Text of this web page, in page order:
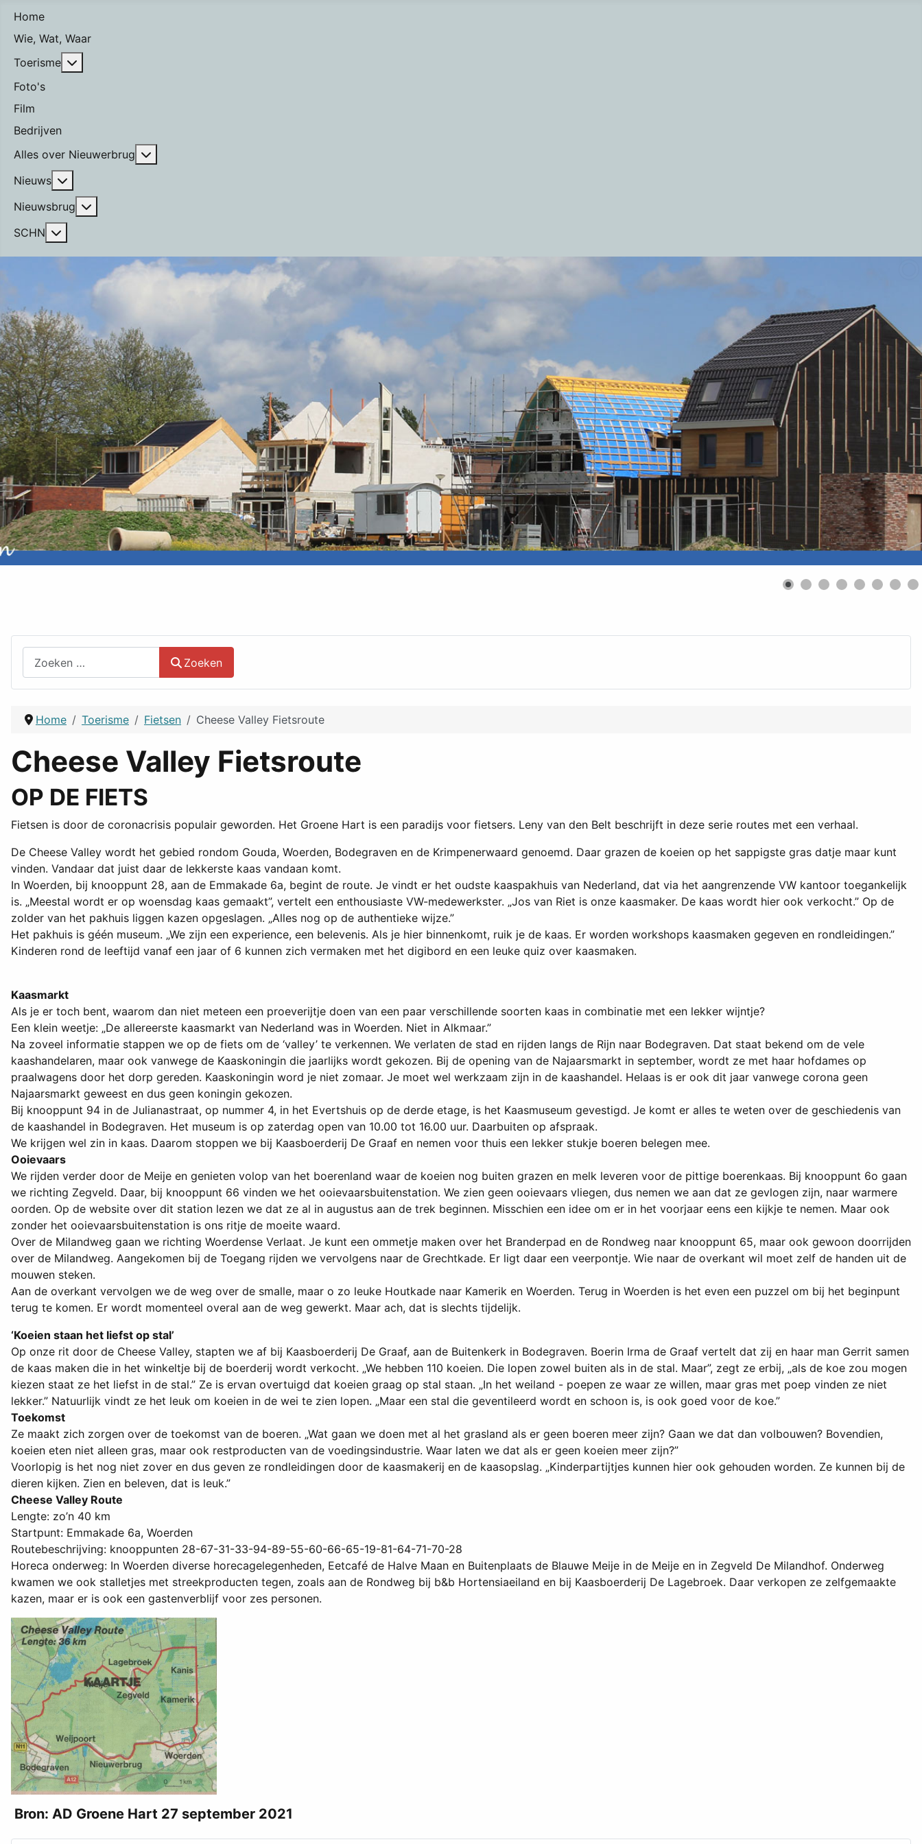
Home
Wie, Wat, Waar
Toerisme
Foto's
Film
Bedrijven
Alles over Nieuwerbrug
Nieuws
Nieuwsbrug
SCHN
Zoeken
Home Toerisme Fietsen Cheese Valley Fietsroute
Cheese Valley Fietsroute
OP DE FIETS
Fietsen is door de coronacrisis populair geworden. Het Groene Hart is een paradijs voor fietsers. Leny van den Belt beschrijft in deze serie routes met een verhaal.
De Cheese Valley wordt het gebied rondom Gouda, Woerden, Bodegraven en de Krimpenerwaard genoemd. Daar grazen de koeien op het sappigste gras datje maar kunt
vinden. Vandaar dat juist daar de lekkerste kaas vandaan komt.
In Woerden, bij knooppunt 28, aan de Emmakade 6a, begint de route. Je vindt er het oudste kaaspakhuis van Nederland, dat via het aangrenzende VW kantoor toegankelijk
is. „Meestal wordt er op woensdag kaas gemaakt”, vertelt een enthousiaste VW-medewerkster. „Jos van Riet is onze kaasmaker. De kaas wordt hier ook verkocht.” Op de
zolder van het pakhuis liggen kazen opgeslagen. „Alles nog op de authentieke wijze.”
Het pakhuis is géén museum. „We zijn een experience, een belevenis. Als je hier binnenkomt, ruik je de kaas. Er worden workshops kaasmaken gegeven en rondleidingen.”
Kinderen rond de leeftijd vanaf een jaar of 6 kunnen zich vermaken met het digibord en een leuke quiz over kaasmaken.
Kaasmarkt
Als je er toch bent, waarom dan niet meteen een proeverijtje doen van een paar verschillende soorten kaas in combinatie met een lekker wijntje?
Een klein weetje: „De allereerste kaasmarkt van Nederland was in Woerden. Niet in Alkmaar.”
Na zoveel informatie stappen we op de fiets om de ‘valley’ te verkennen. We verlaten de stad en rijden langs de Rijn naar Bodegraven. Dat staat bekend om de vele
kaashandelaren, maar ook vanwege de Kaaskoningin die jaarlijks wordt gekozen. Bij de opening van de Najaarsmarkt in september, wordt ze met haar hofdames op
praalwagens door het dorp gereden. Kaaskoningin word je niet zomaar. Je moet wel werkzaam zijn in de kaashandel. Helaas is er ook dit jaar vanwege corona geen
Najaarsmarkt geweest en dus geen koningin gekozen.
Bij knooppunt 94 in de Julianastraat, op nummer 4, in het Evertshuis op de derde etage, is het Kaasmuseum gevestigd. Je komt er alles te weten over de geschiedenis van
de kaashandel in Bodegraven. Het museum is op zaterdag open van 10.00 tot 16.00 uur. Daarbuiten op afspraak.
We krijgen wel zin in kaas. Daarom stoppen we bij Kaasboerderij De Graaf en nemen voor thuis een lekker stukje boeren belegen mee.
Ooievaars
We rijden verder door de Meije en genieten volop van het boerenland waar de koeien nog buiten grazen en melk leveren voor de pittige boerenkaas. Bij knooppunt 6o gaan
we richting Zegveld. Daar, bij knooppunt 66 vinden we het ooievaarsbuitenstation. We zien geen ooievaars vliegen, dus nemen we aan dat ze gevlogen zijn, naar warmere
oorden. Op de website over dit station lezen we dat ze al in augustus aan de trek beginnen. Misschien een idee om er in het voorjaar eens een kijkje te nemen. Maar ook
zonder het ooievaarsbuitenstation is ons ritje de moeite waard.
Over de Milandweg gaan we richting Woerdense Verlaat. Je kunt een ommetje maken over het Branderpad en de Rondweg naar knooppunt 65, maar ook gewoon doorrijden
over de Milandweg. Aangekomen bij de Toegang rijden we vervolgens naar de Grechtkade. Er ligt daar een veerpontje. Wie naar de overkant wil moet zelf de handen uit de
mouwen steken.
Aan de overkant vervolgen we de weg over de smalle, maar o zo leuke Houtkade naar Kamerik en Woerden. Terug in Woerden is het even een puzzel om bij het beginpunt
terug te komen. Er wordt momenteel overal aan de weg gewerkt. Maar ach, dat is slechts tijdelijk.
‘Koeien staan het liefst op stal’
Op onze rit door de Cheese Valley, stapten we af bij Kaasboerderij De Graaf, aan de Buitenkerk in Bodegraven. Boerin Irma de Graaf vertelt dat zij en haar man Gerrit samen
de kaas maken die in het winkeltje bij de boerderij wordt verkocht. „We hebben 110 koeien. Die lopen zowel buiten als in de stal. Maar”, zegt ze erbij, „als de koe zou mogen
kiezen staat ze het liefst in de stal.” Ze is ervan overtuigd dat koeien graag op stal staan. „In het weiland - poepen ze waar ze willen, maar gras met poep vinden ze niet
lekker.” Natuurlijk vindt ze het leuk om koeien in de wei te zien lopen. „Maar een stal die geventileerd wordt en schoon is, is ook goed voor de koe.”
Toekomst
Ze maakt zich zorgen over de toekomst van de boeren. „Wat gaan we doen met al het grasland als er geen boeren meer zijn? Gaan we dat dan volbouwen? Bovendien,
koeien eten niet alleen gras, maar ook restproducten van de voedingsindustrie. Waar laten we dat als er geen koeien meer zijn?”
Voorlopig is het nog niet zover en dus geven ze rondleidingen door de kaasmakerij en de kaasopslag. „Kinderpartijtjes kunnen hier ook gehouden worden. Ze kunnen bij de
dieren kijken. Zien en beleven, dat is leuk.”
Cheese Valley Route
Lengte: zo’n 40 km
Startpunt: Emmakade 6a, Woerden
Routebeschrijving: knooppunten 28-67-31-33-94-89-55-60-66-65-19-81-64-71-70-28
Horeca onderweg: In Woerden diverse horecagelegenheden, Eetcafé de Halve Maan en Buitenplaats de Blauwe Meije in de Meije en in Zegveld De Milandhof. Onderweg
kwamen we ook stalletjes met streekproducten tegen, zoals aan de Rondweg bij b&b Hortensiaeiland en bij Kaasboerderij De Lagebroek. Daar verkopen ze zelfgemaakte
kazen, maar er is ook een gastenverblijf voor zes personen.
Bron: AD Groene Hart 27 september 2021